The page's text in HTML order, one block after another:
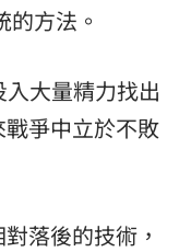
方法。
大量精力找出
爭中立於不敗
落後的技術，